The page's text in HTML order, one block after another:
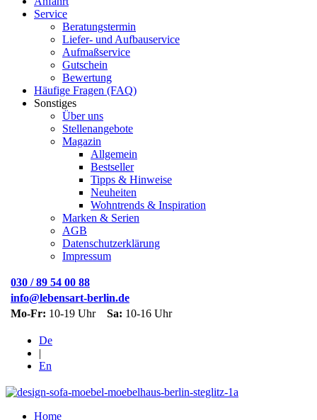
Service
Beratungstermin
Liefer- und Aufbauservice
Aufmaßservice
Gutschein
Bewertung
Häufige Fragen (FAQ)
Sonstiges
Über uns
Stellenangebote
Magazin
Allgemein
Bestseller
Tipps & Hinweise
Neuheiten
Wohntrends & Inspiration
Marken & Serien
AGB
Datenschutzerklärung
Impressum
030 / 89 54 00 88
info@lebensart-berlin.de
Mo-Fr: 10-19 Uhr Sa: 10-16 Uhr
De
|
En
Home